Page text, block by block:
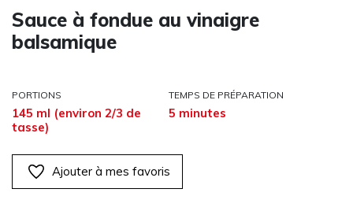
Sauce à fondue au vinaigre
balsamique
PORTIONS
145 ml (environ 2/3 de
tasse)
TEMPS DE PRÉPARATION
5 minutes
Ajouter à mes favoris